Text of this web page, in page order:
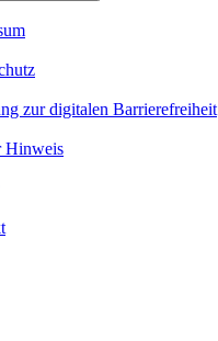
zur digitalen Barrierefreiheit
Hinweis